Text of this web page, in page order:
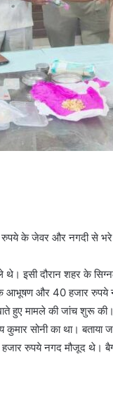
रुपये के जेवर और नगदी से
थे। इसी दौरान शहर के
आभूषण और 40 हजार रुपये
हुए मामले की जांच शुरू की।
कुमार सोनी का था।
रुपये नगद मौजूद थे।